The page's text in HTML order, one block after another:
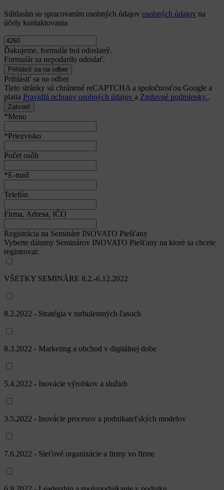
Súhlasím so spracovaním osobných údajov osobných údajov na
účely kontaktovania
Ďakujeme, formulár bol odoslaný.
Formulár sa nepodarilo odoslať.
Prihlásiť sa na odber
Tieto stránky sú chránené reCAPTCHA a spoločnosťou Google a
platia Pravidlá ochrany osobných údajov a Zmluvné podmienky..
Zatvoriť
*Meno
*Priezvisko
Počet osôb
*E-mail
Telefón
Firma, Adresa, IČO
Registrácia na Semináre INOVATO Piešťany
Vyberte dátumy Seminárov INOVATO Piešťany na ktoré sa chcete
registrovat:
VŠETKY SEMINÁRE 8.2.-6.12.2022
8.2.2022 - Stratégia v turbulentných časoch
8.3.2022 - Marketing a obchod v digitálnej dobe
5.4.2022 - Inovácie výrobkov a služieb
3.5.2022 - Inovácie procesov a podnikateľských modelov
7.6.2022 - Sieťové organizácie a firmy vo firme